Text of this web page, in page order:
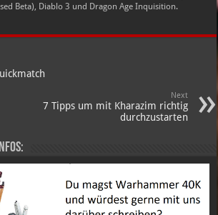
Beta), Diablo 3 und Dragon Age Inquisition.
Next
7 Tipps um mit Kharazim richtig
durchzustarten